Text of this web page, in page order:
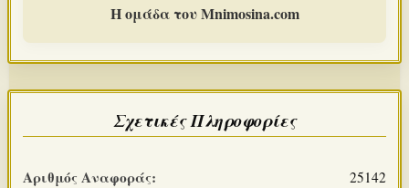
Η ομάδα του Mnimosina.com
Σχετικές Πληροφορίες
Αριθμός Αναφοράς: 25142